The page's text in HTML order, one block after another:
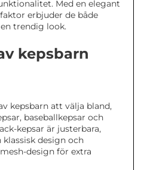
Med en elegant
erbjuder de både
trendig look.
kepsbarn
kepsbarn att välja bland,
baseballkepsar och
kepsar är justerbara,
klassisk design och
design för extra